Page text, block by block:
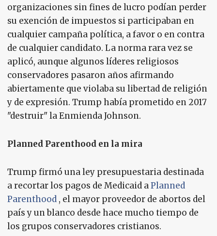
organizaciones sin fines de lucro podían perder
su exención de impuestos si participaban en
cualquier campaña política, a favor o en contra
de cualquier candidato. La norma rara vez se
aplicó, aunque algunos líderes religiosos
conservadores pasaron años afirmando
abiertamente que violaba su libertad de religión
y de expresión. Trump había prometido en 2017
"destruir" la Enmienda Johnson.
Planned Parenthood en la mira
Trump firmó una ley presupuestaria destinada
a recortar los pagos de Medicaid aPlanned
Parenthood , el mayor proveedor de abortos del
país y un blanco desde hace mucho tiempo de
los grupos conservadores cristianos.